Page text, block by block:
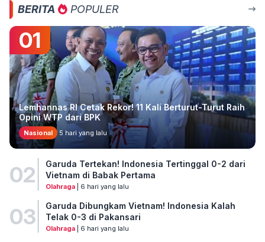
BERITA POPULER
01
Lemhannas RI Cetak Rekor! 11 Kali Berturut-Turut Raih
Opini WTP dari BPK
Nasional 5 hari yang lalu
02
Garuda Tertekan! Indonesia Tertinggal 0-2 dari
Vietnam di Babak Pertama
Olahraga| 6 hari yang lalu
03
Garuda Dibungkam Vietnam! Indonesia Kalah
Telak 0-3 di Pakansari
Olahraga| 6 hari yang lalu